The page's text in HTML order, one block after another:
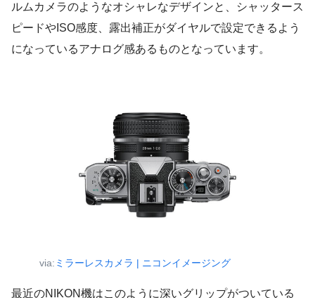
ルムカメラのようなオシャレなデザインと、シャッタース
ピードやISO感度、露出補正がダイヤルで設定できるよう
になっているアナログ感あるものとなっています。
via: ミラーレスカメラ | ニコンイメージング
最近のNIKON機はこのように深いグリップがついている